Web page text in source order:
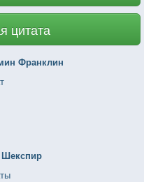
цитата
Франклин